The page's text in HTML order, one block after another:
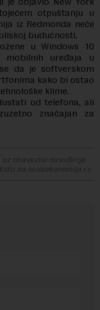
otpuštanju u
iz Redmonda neće
budućnosti.
u Windows 10
mobilnih uređaja u
da je softverskom
kako bi ostao
klime.
od telefona, ali
značajan za
obavezno navođenje
na novaekonomija.rs